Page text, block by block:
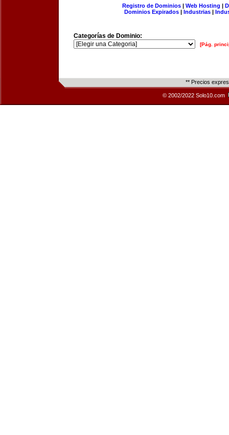
Registro de Dominios| Web Hosting |
Dominios Expirados | Industrias |
Categorías de Dominio:
[Pág.
** Precios
© 2002/2022 Solo10.com